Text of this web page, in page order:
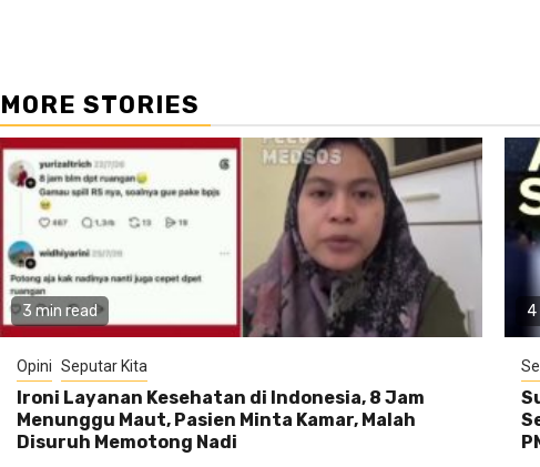
MORE STORIES
3 min read
Opini Seputar Kita
Ironi Layanan Kesehatan di Indonesia, 8 Jam
Menunggu Maut, Pasien Minta Kamar, Malah
Disuruh Memotong Nadi
4